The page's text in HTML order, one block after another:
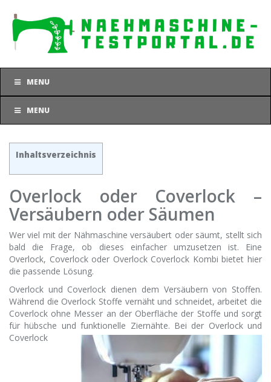
main
content
MENU
MENU
Inhaltsverzeichnis
Overlock oder Coverlock –
Versäubern oder Säumen
Wer viel mit der Nähmaschine versäubert oder säumt, stellt sich
bald die Frage, ob dieses einfacher umzusetzen ist. Eine
Overlock, Coverlock oder Overlock Coverlock Kombi bietet hier
die passende Lösung.
Overlock und Coverlock dienen dem Versäubern von Stoffen.
Während die Overlock Stoffe vernäht und schneidet, arbeitet die
Coverlock ohne Messer an der Oberfläche der Stoffe und sorgt
für hübsche und funktionelle Ziernähte. Bei der Overlock und
Coverlock